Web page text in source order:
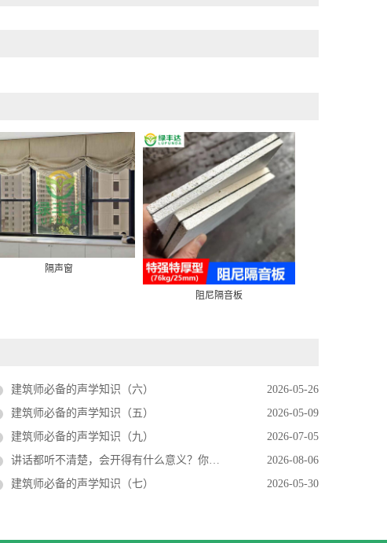
隔声窗
阻尼隔音板
建筑师必备的声学知识（六）
2026-05-26
建筑师必备的声学知识（五）
2026-05-09
建筑师必备的声学知识（九）
2026-07-05
讲话都听不清楚，会开得有什么意义？你的会议室，可能正在悄悄杀死会议效率？
2026-08-06
建筑师必备的声学知识（七） 2026-05-30